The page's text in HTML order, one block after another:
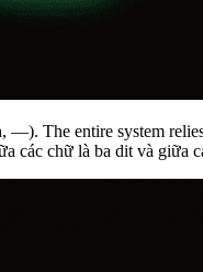
—). The entire system
các chữ là ba dit và giữa